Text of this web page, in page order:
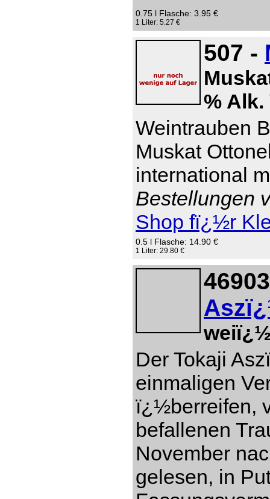
0.75 l Flasche: 3.95 €
1 Liter: 5.27 €
507 -
% Alk.
Weintrauben
Muskat
international
Bestellungen
Shop fï¿½r
0.5 l Flasche: 14.90 €
1 Liter: 29.80 €
Der Tokaji
einmaligen
ï¿½berreifen,
befallenen
November
gelesen, in